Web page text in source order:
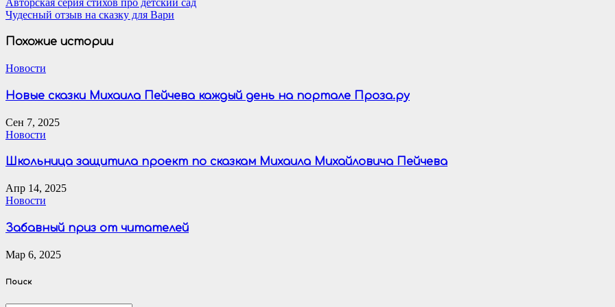
Навигация
по
записям
Чудесный отзыв на сказку для Вари
Похожие истории
Новости
Новые сказки Михаила Пейчева каждый день на портале Проза.ру
Сен 7, 2025
Новости
Школьница защитила проект по сказкам Михаила Михайловича Пейчева
Апр 14, 2025
Новости
Забавный приз от читателей
Мар 6, 2025
Поиск